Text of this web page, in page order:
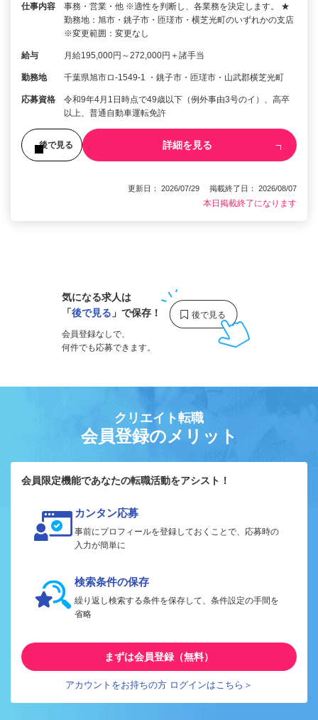
仕事内容
事務・営業・他 ※適性を判断し、各業務を決定します。 ★
勤務地：旭市・銚子市・匝瑳市・横芝光町のいずれかの支店
※変更範囲：変更なし
給与 月給195,000円～272,000円＋諸手当
勤務地 千葉県旭市ロ-1549-1 ・銚子市・匝瑳市・山武郡横芝光町
応募資格
令和9年4月1日時点で49歳以下（例外事由3号のイ）、高卒
以上、普通自動車運転免許
後で見る 詳細を見る
更新日： 2026/07/29 掲載終了日： 2026/08/07
本日掲載終了になります
気になる求人は
「後で見る 」で保存！
会員登録なしで、
何件でも応募できます。
クリエイト転職
会員登録のメリット
会員限定機能であなたの転職活動をアシスト！
カンタン応募
事前にプロフィールを登録しておくことで、応募時の
入力が簡単に
検索条件の保存
繰り返し検索する条件を保存して、条件設定の手間を
省略
まずは会員登録（無料）
アカウントをお持ちの方 ログインはこちら＞